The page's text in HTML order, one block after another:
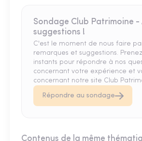
Sondage Club Patrimoine -
suggestions !
C'est le moment de nous faire
remarques et suggestions.
instants pour répondre à nos
concernant votre expérience et
concernant notre site Club
Répondre au sondage
Contenus de la même